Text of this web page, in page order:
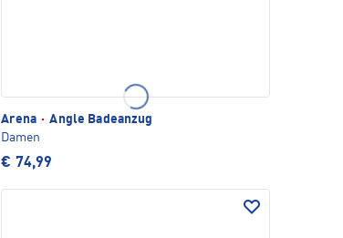
Arena · Angle Badeanzug
Damen
€ 74,99